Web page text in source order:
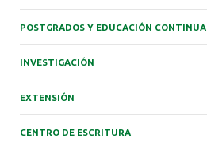
POSTGRADOS Y EDUCACIÓN CONTINUA
INVESTIGACIÓN
EXTENSIÓN
CENTRO DE ESCRITURA